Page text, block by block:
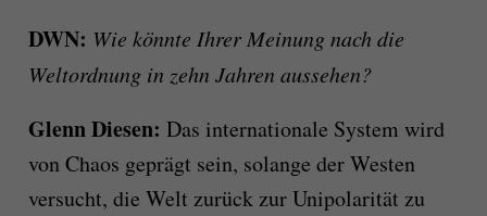
DWN: Wie könnte Ihrer Meinung nach die
Weltordnung in zehn Jahren aussehen?
Glenn Diesen: Das internationale System wird
von Chaos geprägt sein, solange der Westen
versucht, die Welt zurück zur Unipolarität zu